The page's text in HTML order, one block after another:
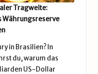
Tragweite:
Währungsreserve
in Brasilien? In
du, warum das
US-Dollar